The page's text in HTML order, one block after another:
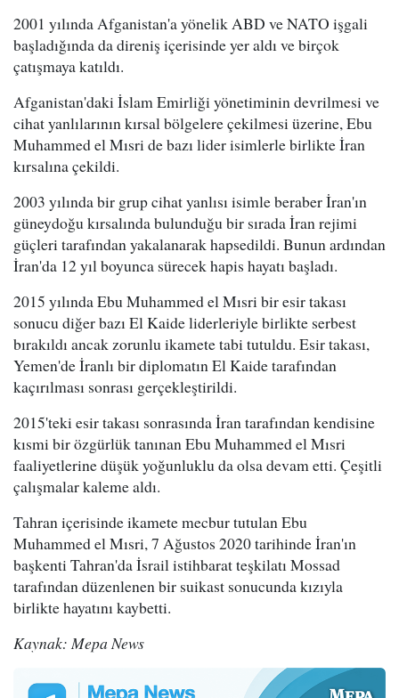
2001 yılında Afganistan'a yönelik ABD ve NATO işgali
başladığında da direniş içerisinde yer aldı ve birçok
çatışmaya katıldı.
Afganistan'daki İslam Emirliği yönetiminin devrilmesi ve
cihat yanlılarının kırsal bölgelere çekilmesi üzerine, Ebu
Muhammed el Mısri de bazı lider isimlerle birlikte İran
kırsalına çekildi.
2003 yılında bir grup cihat yanlısı isimle beraber İran'ın
güneydoğu kırsalında bulunduğu bir sırada İran rejimi
güçleri tarafından yakalanarak hapsedildi. Bunun ardından
İran'da 12 yıl boyunca sürecek hapis hayatı başladı.
2015 yılında Ebu Muhammed el Mısri bir esir takası
sonucu diğer bazı El Kaide liderleriyle birlikte serbest
bırakıldı ancak zorunlu ikamete tabi tutuldu. Esir takası,
Yemen'de İranlı bir diplomatın El Kaide tarafından
kaçırılması sonrası gerçekleştirildi.
2015'teki esir takası sonrasında İran tarafından kendisine
kısmi bir özgürlük tanınan Ebu Muhammed el Mısri
faaliyetlerine düşük yoğunluklu da olsa devam etti. Çeşitli
çalışmalar kaleme aldı.
Tahran içerisinde ikamete mecbur tutulan Ebu
Muhammed el Mısri, 7 Ağustos 2020 tarihinde İran'ın
başkenti Tahran'da İsrail istihbarat teşkilatı Mossad
tarafından düzenlenen bir suikast sonucunda kızıyla
birlikte hayatını kaybetti.
Kaynak: Mepa News